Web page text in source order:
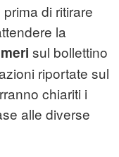
di ritirare
la
sul bollettino
riportate sul
chiariti i
alle diverse